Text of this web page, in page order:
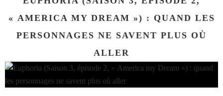
« AMERICA MY DREAM ») : QUAND LES
PERSONNAGES NE SAVENT PLUS OÙ
ALLER